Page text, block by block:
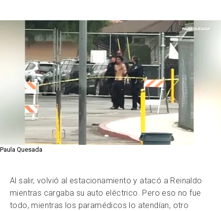
Paula Quesada
Al salir, volvió al estacionamiento y atacó a Reinaldo
mientras cargaba su auto eléctrico. Pero eso no fue
todo, mientras los paramédicos lo atendían, otro